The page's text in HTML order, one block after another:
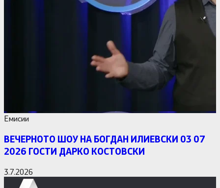
Емисии
ВЕЧЕРНОТО ШОУ НА БОГДАН ИЛИЕВСКИ 03 07
2026 ГОСТИ ДАРКО КОСТОВСКИ
3.7.2026